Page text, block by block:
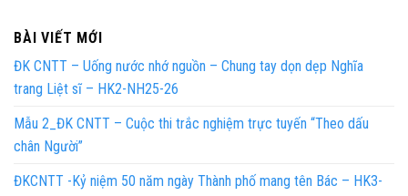
BÀI VIẾT MỚI
ĐK CNTT – Uống nước nhớ nguồn – Chung tay dọn dẹp Nghĩa
trang Liệt sĩ – HK2-NH25-26
Mẫu 2_ĐK CNTT – Cuộc thi trắc nghiệm trực tuyến “Theo dấu
chân Người”
ĐKCNTT -Kỷ niệm 50 năm ngày Thành phố mang tên Bác – HK3-